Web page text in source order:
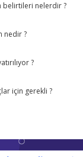
belirtileri nelerdir ?
nedir ?
?
için gerekli ?